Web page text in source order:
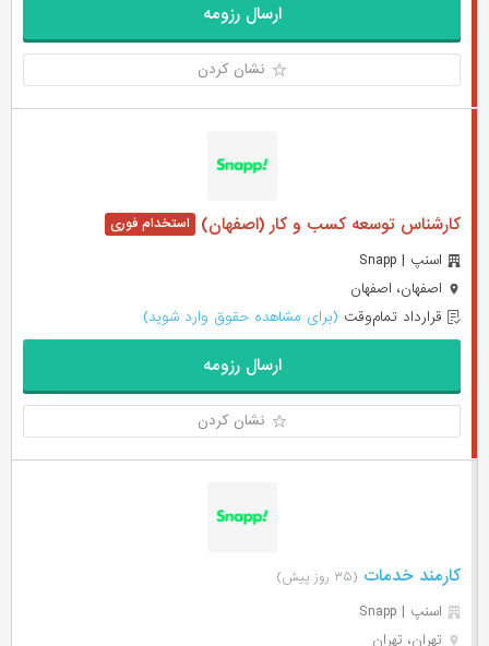
ارسال رزومه
نشان کردن
کارشناس توسعه کسب و کار (اصفهان)
اسنپ | Snapp
اصفهان، اصفهان
قرارداد تمام‌وقت (برای مشاهده حقوق وارد شوید)
ارسال رزومه
نشان کردن
کارمند خدمات (۳۵ روز پیش)
اسنپ | Snapp
تهران، تهران